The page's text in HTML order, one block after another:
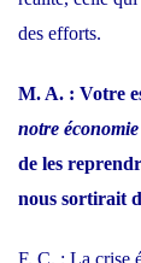
des efforts.
M. A. : Votre
notre économie
de les
nous sortirait